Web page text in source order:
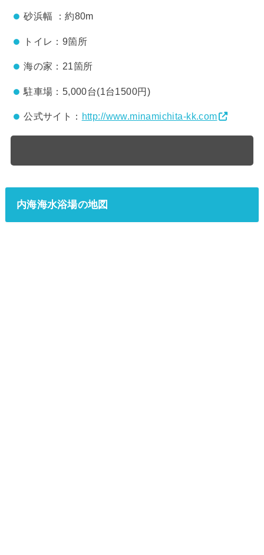
砂浜幅 ：約80m
トイレ：9箇所
海の家：21箇所
駐車場：5,000台(1台1500円)
公式サイト： http://www.minamichita-kk.com
内海海水浴場の地図